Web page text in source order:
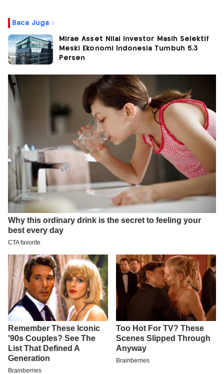
Baca Juga :
Mirae Asset Nilai Investor Masih Selektif
Meski Ekonomi Indonesia Tumbuh 5,3
Persen